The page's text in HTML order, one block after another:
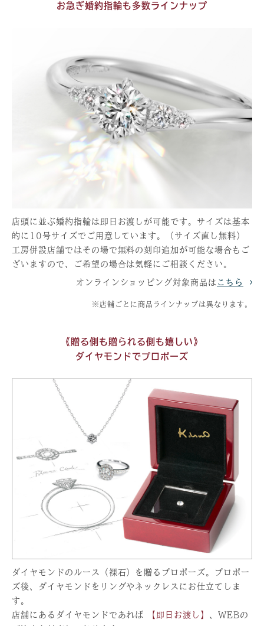
お急ぎ婚約指輪も多数ラインナップ
店頭に並ぶ婚約指輪は即日お渡しが可能です。サイズは基本
的に10号サイズでご用意しています。（サイズ直し無料）
工房併設店舗ではその場で無料の刻印追加が可能な場合もご
ざいますので、ご希望の場合は気軽にご相談ください。
オンラインショッピング対象商品は こちら
※店舗ごとに商品ラインナップは異なります。
《贈る側も贈られる側も嬉しい》
ダイヤモンドでプロポーズ
ダイヤモンドのルース（裸石）を贈るプロポーズ。プロポー
ズ後、ダイヤモンドをリングやネックレスにお仕立てしま
す。
店舗にあるダイヤモンドであれば
【即日お渡し】
、WEBの